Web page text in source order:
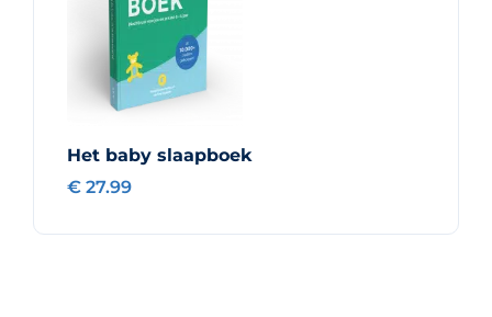
Het baby slaapboek
€ 27.99